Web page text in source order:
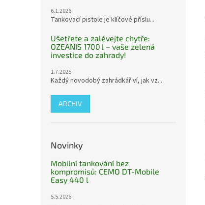
6.1.2026
Tankovací pistole je klíčové příslu...
Ušetřete a zalévejte chytře:
OZEANIS 1700 l – vaše zelená
investice do zahrady!
1.7.2025
Každý novodobý zahrádkář ví, jak vz...
ARCHIV
Novinky
Mobilní tankování bez
kompromisů: CEMO DT-Mobile
Easy 440 l
5.5.2026